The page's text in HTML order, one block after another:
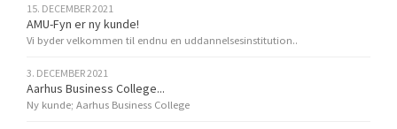
15. DECEMBER 2021
AMU-Fyn er ny kunde!
Vi byder velkommen til endnu en uddannelsesinstitution..
3. DECEMBER 2021
Aarhus Business College...
Ny kunde; Aarhus Business College